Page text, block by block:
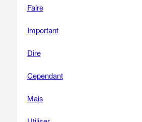
Faire
Important
Dire
Cependant
Mais